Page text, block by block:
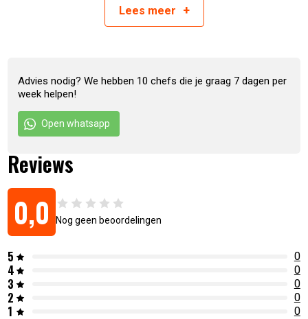
Lees meer +
Advies nodig? We hebben 10 chefs die je graag 7 dagen per
week helpen!
Open whatsapp
Reviews
0,0 Nog geen beoordelingen
5 0
4 0
3 0
2 0
1 0